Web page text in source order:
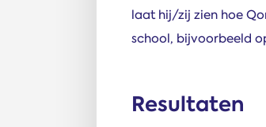
laat hij/zij zien hoe
school, bijvoorbeeld
Resultaten